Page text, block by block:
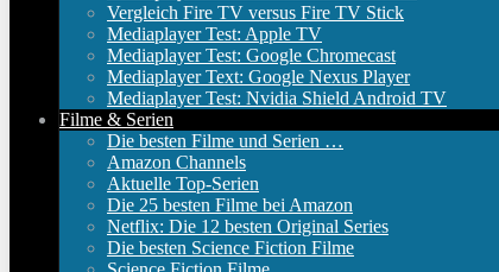
Vergleich Fire TV versus Fire TV Stick
Mediaplayer Test: Apple TV
Mediaplayer Test: Google Chromecast
Mediaplayer Text: Google Nexus Player
Mediaplayer Test: Nvidia Shield Android TV
Filme & Serien
Die besten Filme und Serien …
Amazon Channels
Aktuelle Top-Serien
Die 25 besten Filme bei Amazon
Netflix: Die 12 besten Original Series
Die besten Science Fiction Filme